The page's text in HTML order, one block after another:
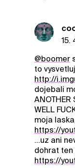
15.
@boomer
to
http://
dojebali
ANOTHER
WELL
moja
https://
...uz ani
dohrat ten
https://